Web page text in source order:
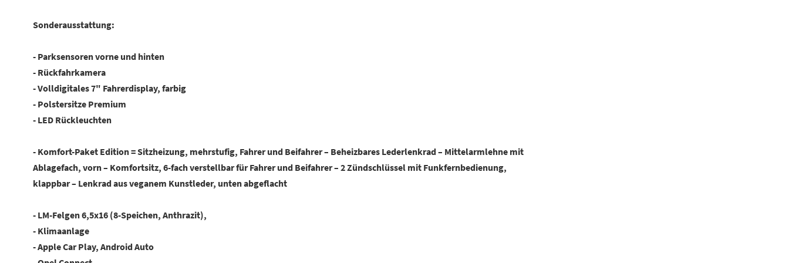
Sonderausstattung:
- Parksensoren vorne und hinten
- Rückfahrkamera
- Volldigitales 7" Fahrerdisplay, farbig
- Polstersitze Premium
- LED Rückleuchten
- Komfort-Paket Edition = Sitzheizung, mehrstufig, Fahrer und Beifahrer – Beheizbares Lederlenkrad – Mittelarmlehne mit
Ablagefach, vorn – Komfortsitz, 6-fach verstellbar für Fahrer und Beifahrer – 2 Zündschlüssel mit Funkfernbedienung,
klappbar – Lenkrad aus veganem Kunstleder, unten abgeflacht
- LM-Felgen 6,5x16 (8-Speichen, Anthrazit),
- Klimaanlage
- Apple Car Play, Android Auto